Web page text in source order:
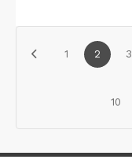
1 2 3
10